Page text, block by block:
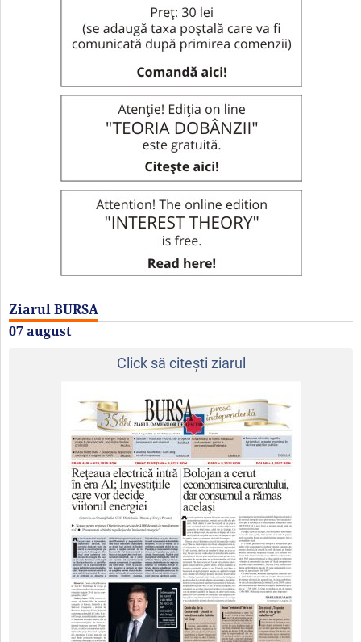
Ziarul BURSA
07 august
Click să citeşti ziarul